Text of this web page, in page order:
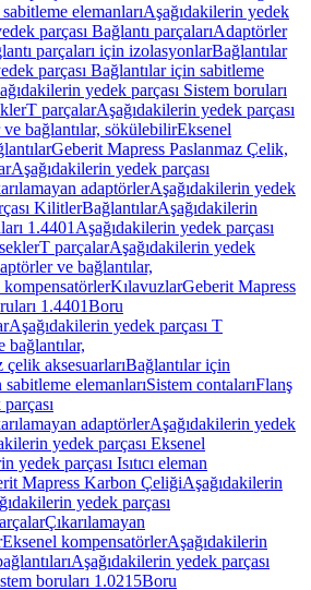
elemanlarıAşağıdakilerin yedek
parçası Bağlantı parçalarıAdaptörler
parçaları için izolasyonlarBağlantılar
parçası Bağlantılar için sabitleme
yedek parçası Sistem boruları
T parçalarAşağıdakilerin yedek parçası
bağlantılar, sökülebilirEksenel
Geberit Mapress Paslanmaz Çelik,
Aşağıdakilerin yedek parçası
adaptörlerAşağıdakilerin yedek
KilitlerBağlantılarAşağıdakilerin
1.4401 Aşağıdakilerin yedek parçası
T parçalarAşağıdakilerin yedek
ve bağlantılar,
kompensatörlerKılavuzlarGeberit Mapress
1.4401Boru
Aşağıdakilerin yedek parçası T
bağlantılar,
aksesuarlarıBağlantılar için
elemanlarıSistem contalarıFlanş
adaptörlerAşağıdakilerin yedek
yedek parçası Eksenel
yedek parçası Isıtıcı eleman
Mapress Karbon ÇeliğiAşağıdakilerin
yedek parçası
Çıkarılamayan
Eksenel kompensatörlerAşağıdakilerin
Aşağıdakilerin yedek parçası
boruları 1.0215Boru